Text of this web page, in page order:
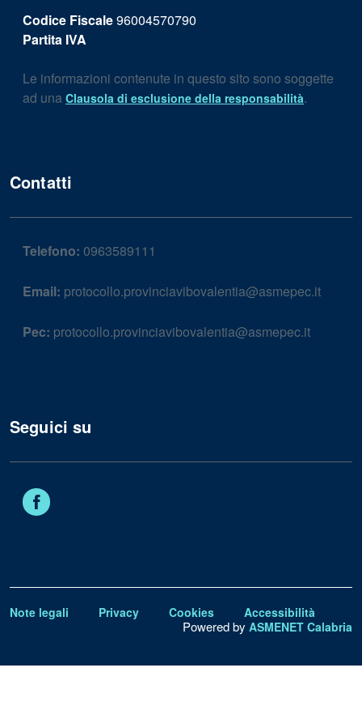
Codice Fiscale96004570790
Partita IVA
Le informazioni contenute in questo sito sono soggette
ad una Clausola di esclusione della responsabilità.
Contatti
Telefono: 0963589111
Email: protocollo.provinciavibovalentia@asmepec.it
Pec: protocollo.provinciavibovalentia@asmepec.it
Seguici su
Note legali Privacy Cookies Accessibilità
Powered by ASMENET Calabria